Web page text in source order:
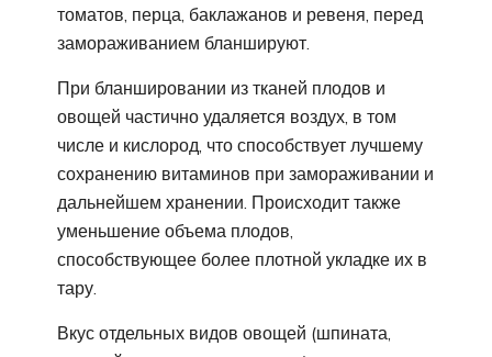
томатов, перца, баклажанов и ревеня, перед
замораживанием бланшируют.
При бланшировании из тканей плодов и
овощей частично удаляется воздух, в том
числе и кислород, что способствует лучшему
сохранению витаминов при замораживании и
дальнейшем хранении. Происходит также
уменьшение объема плодов,
способствующее более плотной укладке их в
тару.
Вкус отдельных видов овощей (шпината,